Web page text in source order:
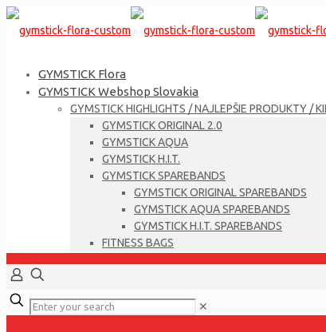
GYMSTICK Flora
GYMSTICK Webshop Slovakia
GYMSTICK HIGHLIGHTS / NAJLEPŠIE PRODUKTY /
GYMSTICK ORIGINAL 2.0
GYMSTICK AQUA
GYMSTICK H.I.T.
GYMSTICK SPAREBANDS
GYMSTICK ORIGINAL SPAREBANDS
GYMSTICK AQUA SPAREBANDS
GYMSTICK H.I.T. SPAREBANDS
FITNESS BAGS
✕